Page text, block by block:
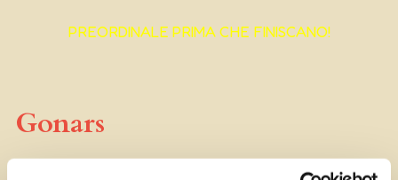
PREORDINALE PRIMA CHE FINISCANO!
Gonars